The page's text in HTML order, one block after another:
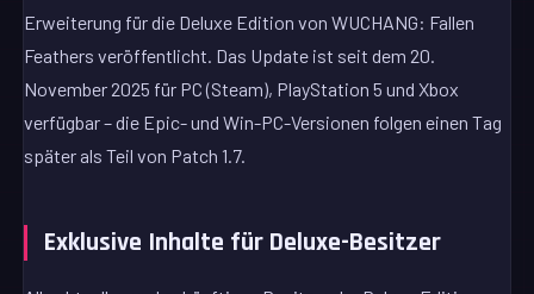
Erweiterung für die Deluxe Edition von WUCHANG: Fallen
Feathers veröffentlicht. Das Update ist seit dem 20.
November 2025 für PC (Steam), PlayStation 5 und Xbox
verfügbar – die Epic- und Win-PC-Versionen folgen einen Tag
später als Teil von Patch 1.7.
Exklusive Inhalte für Deluxe-Besitzer